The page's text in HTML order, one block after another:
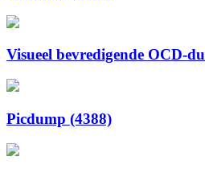
Visueel bevredigende OCD-
Picdump (4388)